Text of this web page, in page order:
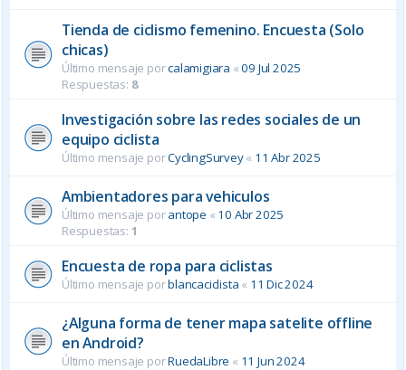
Tienda de ciclismo femenino. Encuesta (Solo
chicas)
Último mensaje porcalamigiara «09 Jul 2025
Respuestas: 8
Investigación sobre las redes sociales de un
equipo ciclista
Último mensaje porCyclingSurvey« 11 Abr 2025
Ambientadores para vehiculos
Último mensaje porantope « 10 Abr 2025
Respuestas: 1
Encuesta de ropa para ciclistas
Último mensaje porblancaciclista « 11 Dic 2024
¿Alguna forma de tener mapa satelite offline
en Android?
Último mensaje porRuedaLibre « 11 Jun 2024